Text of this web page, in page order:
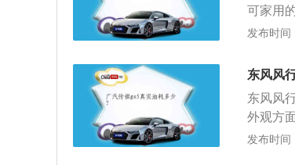
可家用
种车型
前翻、
发布时间
东风风
东风风
外观方
身长度
发布时间